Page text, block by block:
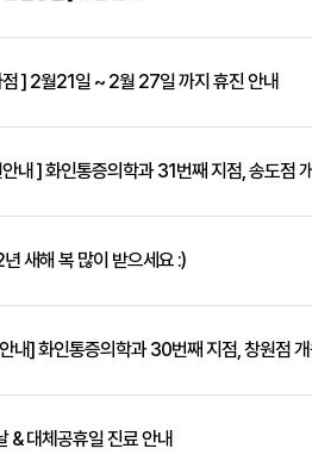
] 2월21일 ~ 2월 27일 까지 휴진 안내
내 ] 화인통증의학과 31번째 지점, 송도점
새해 복 많이 받으세요 :)
내] 화인통증의학과 30번째 지점, 창원점
& 대체공휴일 진료 안내